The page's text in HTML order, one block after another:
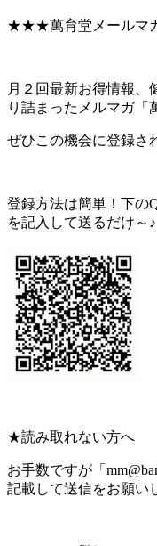
★★★萬育堂メールマ
月２回最新お得情報、
り詰まったメルマガ
ぜひこの機会に登録さ
登録方法は簡単！下の
を記入して送るだけ～♪
★読み取れない方へ
お手数ですが「
記載して送信をお願い